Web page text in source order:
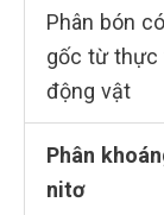
Phân bón
gốc từ thực
động vật
Phân
nitơ